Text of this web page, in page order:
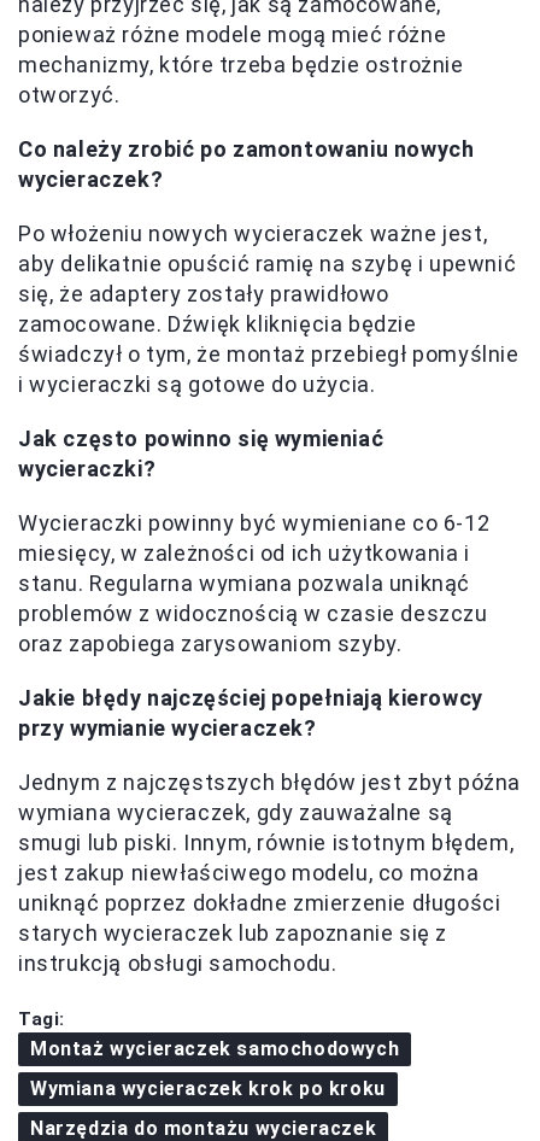
ponieważ różne modele mogą mieć różne
mechanizmy, które trzeba będzie ostrożnie
otworzyć.
Co należy zrobić po zamontowaniu nowych
wycieraczek?
Po włożeniu nowych wycieraczek ważne jest,
aby delikatnie opuścić ramię na szybę i upewnić
się, że adaptery zostały prawidłowo
zamocowane. Dźwięk kliknięcia będzie
świadczył o tym, że montaż przebiegł pomyślnie
i wycieraczki są gotowe do użycia.
Jak często powinno się wymieniać
wycieraczki?
Wycieraczki powinny być wymieniane co 6-12
miesięcy, w zależności od ich użytkowania i
stanu. Regularna wymiana pozwala uniknąć
problemów z widocznością w czasie deszczu
oraz zapobiega zarysowaniom szyby.
Jakie błędy najczęściej popełniają kierowcy
przy wymianie wycieraczek?
Jednym z najczęstszych błędów jest zbyt późna
wymiana wycieraczek, gdy zauważalne są
smugi lub piski. Innym, równie istotnym błędem,
jest zakup niewłaściwego modelu, co można
uniknąć poprzez dokładne zmierzenie długości
starych wycieraczek lub zapoznanie się z
instrukcją obsługi samochodu.
Tagi:
Montaż wycieraczek samochodowych
Wymiana wycieraczek krok po kroku
Narzędzia do montażu wycieraczek